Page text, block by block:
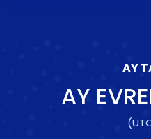
AY
AY